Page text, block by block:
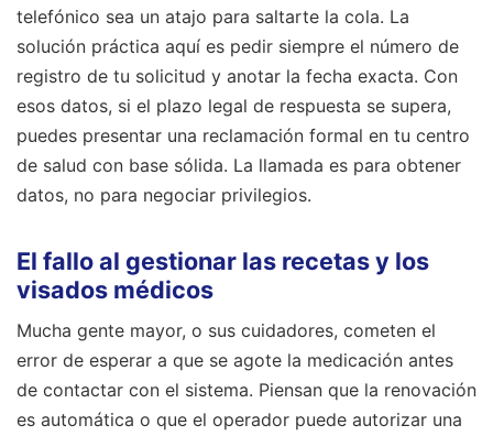
telefónico sea un atajo para saltarte la cola. La
solución práctica aquí es pedir siempre el número de
registro de tu solicitud y anotar la fecha exacta. Con
esos datos, si el plazo legal de respuesta se supera,
puedes presentar una reclamación formal en tu centro
de salud con base sólida. La llamada es para obtener
datos, no para negociar privilegios.
El fallo al gestionar las recetas y los
visados médicos
Mucha gente mayor, o sus cuidadores, cometen el
error de esperar a que se agote la medicación antes
de contactar con el sistema. Piensan que la renovación
es automática o que el operador puede autorizar una